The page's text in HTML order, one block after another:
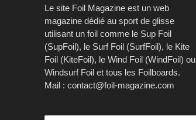
Le site Foil Magazine est un web
magazine dédié au sport de glisse
utilisant un foil comme le Sup Foil
(SupFoil), le Surf Foil (SurfFoil), le Kite
Foil (KiteFoil), le Wind Foil (WindFoil) ou
Windsurf Foil et tous les Foilboards.
Mail : contact@foil-magazine.com